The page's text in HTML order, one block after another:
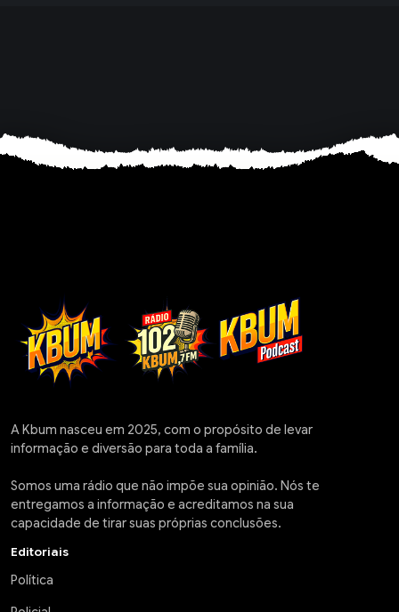
A Kbum nasceu em 2025, com o propósito de levar
informação e diversão para toda a família.
Somos uma rádio que não impõe sua opinião. Nós te
entregamos a informação e acreditamos na sua
capacidade de tirar suas próprias conclusões.
Editoriais
Política